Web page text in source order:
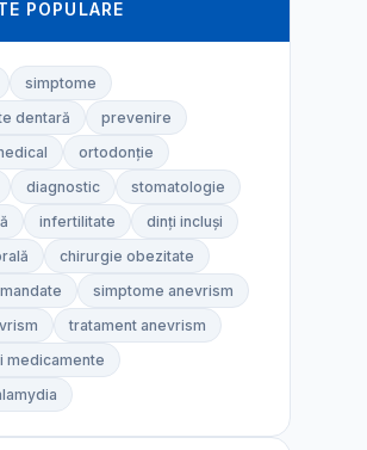
POPULARE
simptome
dentară
prevenire
ortodonție
diagnostic
stomatologie
infertilitate
dinți incluși
chirurgie obezitate
simptome anevrism
tratament anevrism
medicamente